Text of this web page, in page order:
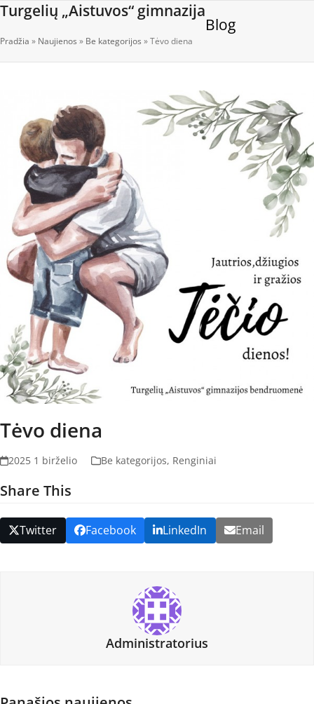
Skip
content
Turgelių „Aistuvos“ gimnazija
Open
mobile
Close
mobile
Blog
Pradžia » Naujienos » Be kategorijos »Tėvo diena
Tėvo diena
2025 1 birželio Be kategorijos, Renginiai
Share This
Twitter Facebook LinkedIn Email
Administratorius